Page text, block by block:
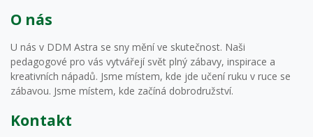
O nás
U nás v DDM Astra se sny mění ve skutečnost. Naši
pedagogové pro vás vytvářejí svět plný zábavy, inspirace a
kreativních nápadů. Jsme místem, kde jde učení ruku v ruce se
zábavou. Jsme místem, kde začíná dobrodružství.
Kontakt